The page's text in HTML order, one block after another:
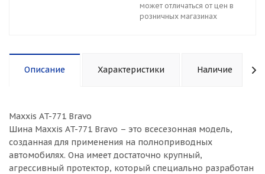
может отличаться от цен в
розничных магазинах
Описание Характеристики Наличие
Maxxis AT-771 Bravo
Шина Maxxis AT-771 Bravo – это всесезонная модель,
созданная для применения на полноприводных
автомобилях. Она имеет достаточно крупный,
агрессивный протектор, который специально разработан